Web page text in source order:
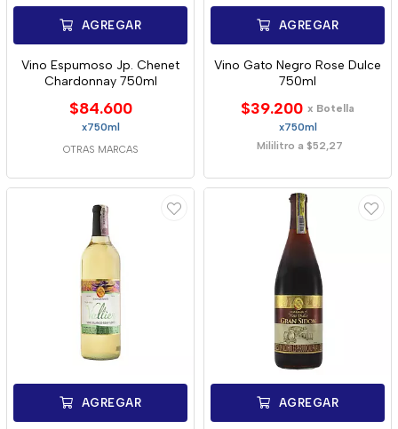
AGREGAR
Vino Espumoso Jp. Chenet
Chardonnay 750ml
$84.600
x750ml
OTRAS MARCAS
AGREGAR
Vino Gato Negro Rose Dulce
750ml
$39.200 x Botella
x750ml
Mililitro a $52,27
AGREGAR AGREGAR